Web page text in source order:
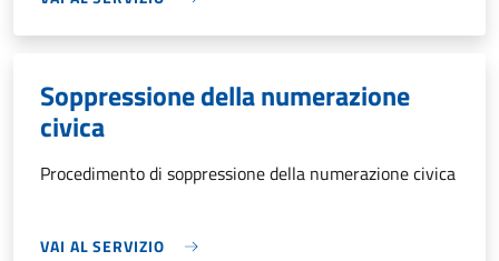
Soppressione della numerazione
civica
Procedimento di soppressione della numerazione civica
VAI AL SERVIZIO